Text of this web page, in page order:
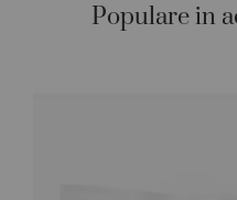
Populare in